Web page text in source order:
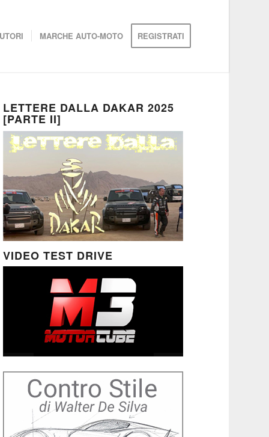
MARCHE AUTO-MOTO REGISTRATI
LETTERE DALLA DAKAR 2025
[PARTE II]
VIDEO TEST DRIVE